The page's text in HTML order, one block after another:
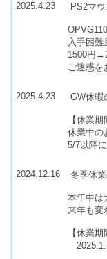
2025.4.23 PS2マ
入手困難
1500円
ご迷惑を
2025.4.23 GW休暇
【休業
休業中の
5/7以降
2024.12.16 冬季休
本年中は
来年も変
【休業